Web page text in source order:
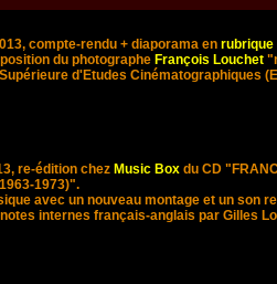
compte-rendu + diaporama en rubrique
du photographe François Louchet
d'Etudes Cinématographiques
re-édition chez Music Box du CD "
1973)".
avec un nouveau montage et un son
internes français-anglais par Gilles